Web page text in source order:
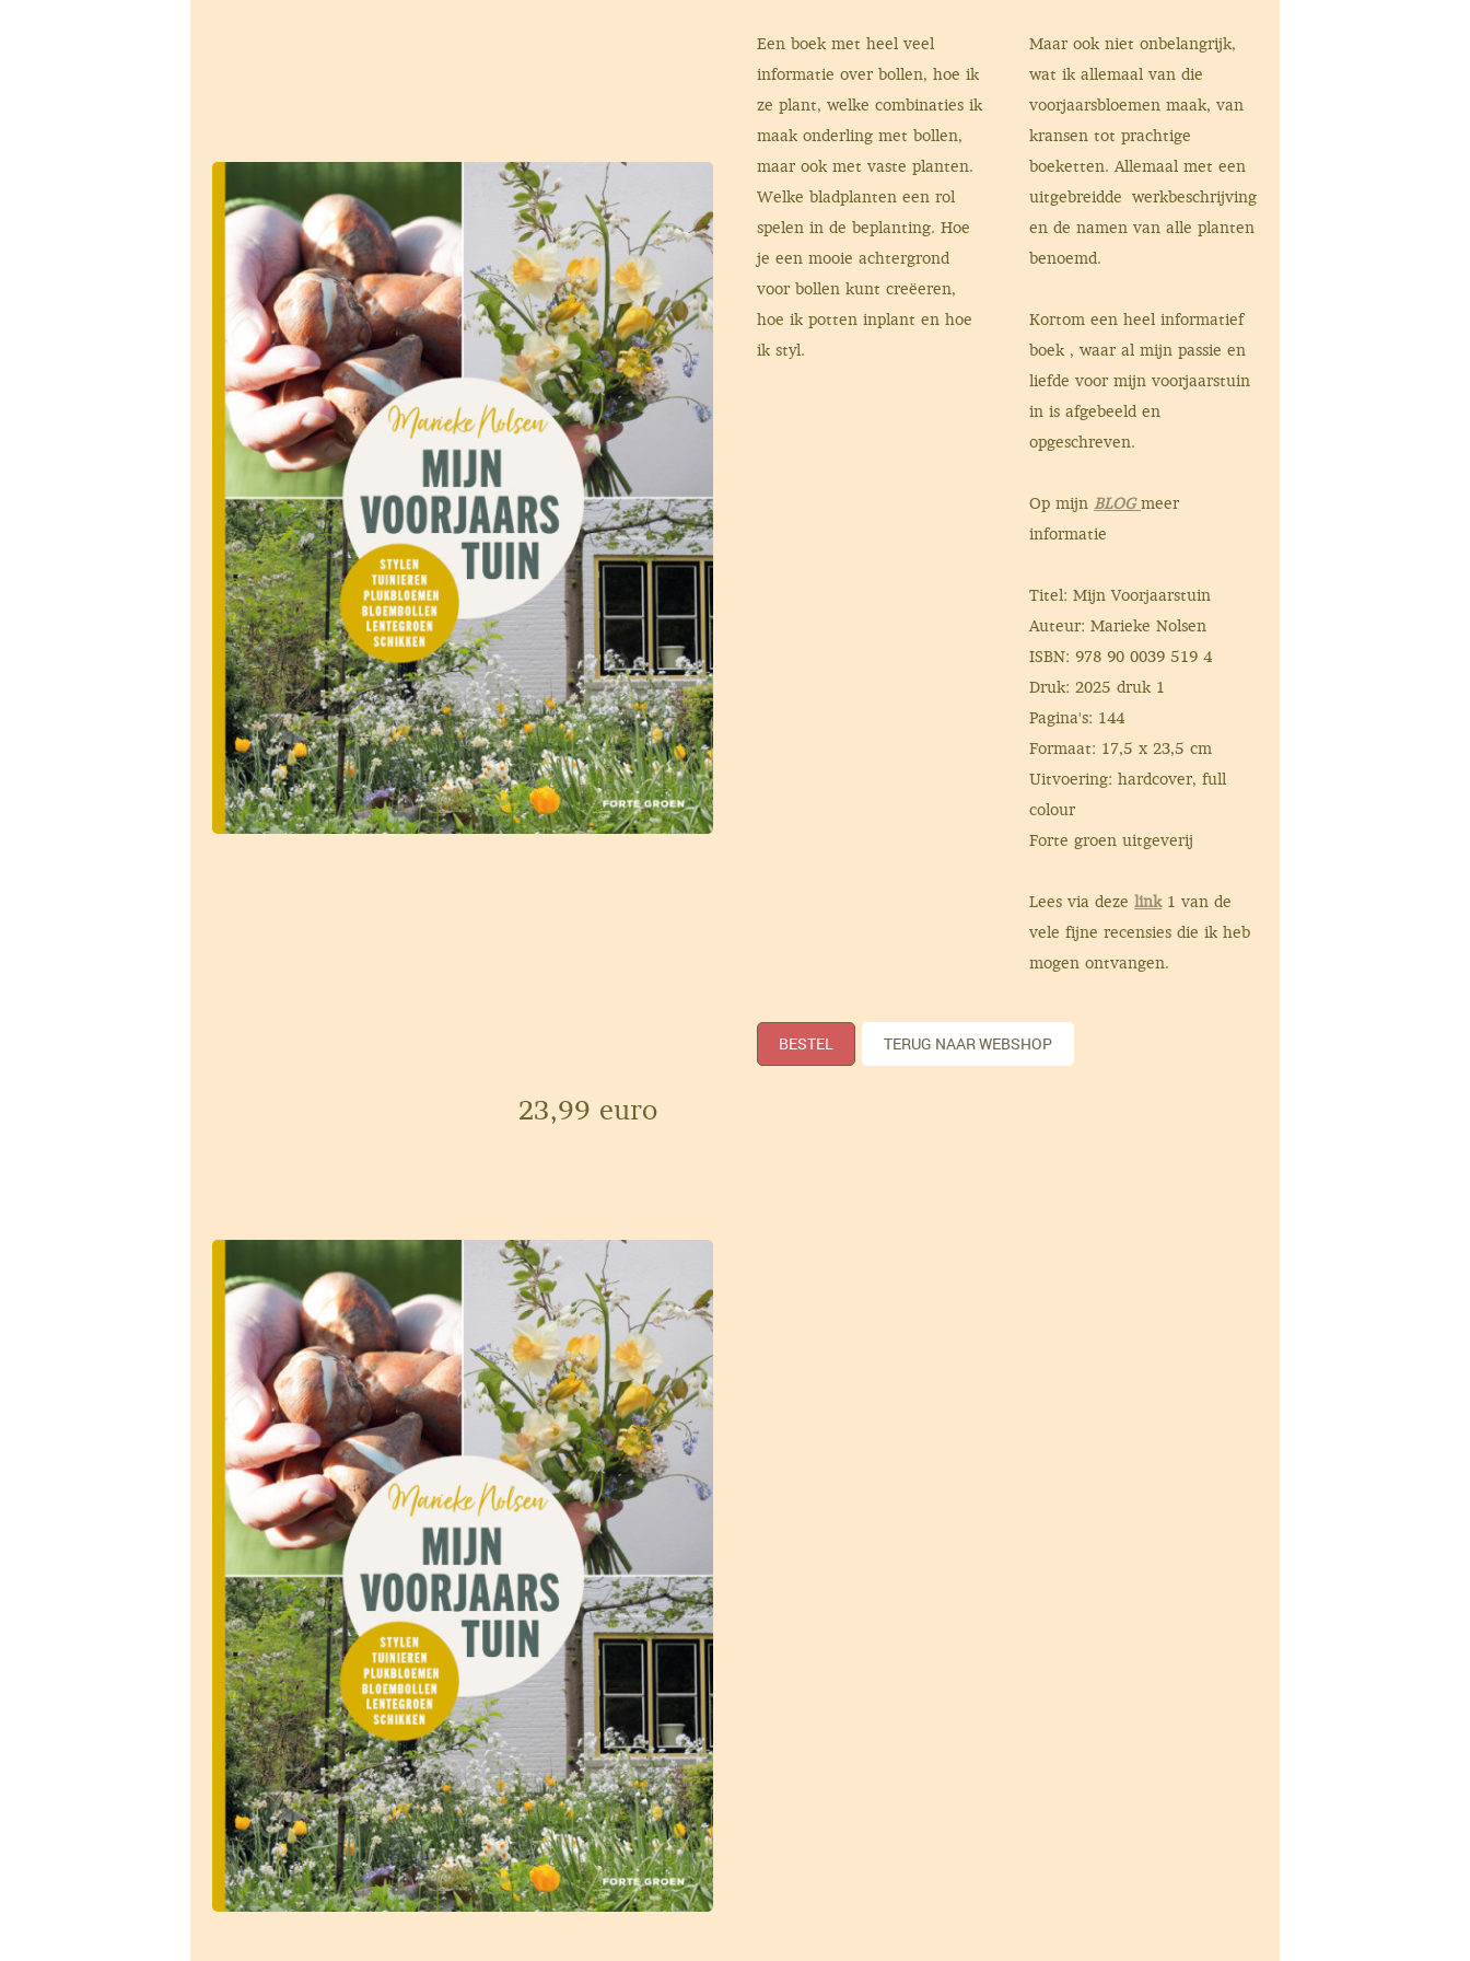
Een boek met heel veel
informatie over bollen, hoe ik
ze plant, welke combinaties ik
maak onderling met bollen,
maar ook met vaste planten.
Welke bladplanten een rol
spelen in de beplanting. Hoe
je een mooie achtergrond
voor bollen kunt creëeren,
hoe ik potten inplant en hoe
ik styl.
Maar ook niet onbelangrijk,
wat ik allemaal van die
voorjaarsbloemen maak, van
kransen tot prachtige
boeketten. Allemaal met een
uitgebreidde werkbeschrijving
en de namen van alle planten
benoemd.
Kortom een heel informatief
boek , waar al mijn passie en
liefde voor mijn voorjaarstuin
in is afgebeeld en
opgeschreven.
Op mijn BLOGmeer
informatie
Titel: Mijn Voorjaarstuin
Auteur: Marieke Nolsen
ISBN: 978 90 0039 519 4
Druk: 2025 druk 1
Pagina's: 144
Formaat: 17,5 x 23,5 cm
Uitvoering: hardcover, full
colour
Forte groen uitgeverij
Lees via deze link 1 van de
vele fijne recensies die ik heb
mogen ontvangen.
BESTEL TERUG NAAR WEBSHOP
23,99 euro